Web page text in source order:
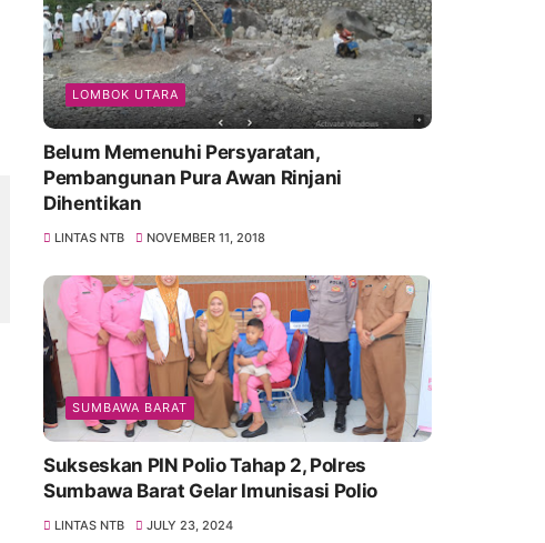
LOMBOK UTARA
Belum Memenuhi Persyaratan,
Pembangunan Pura Awan Rinjani
Dihentikan
LINTAS NTB NOVEMBER 11, 2018
SUMBAWA BARAT
Sukseskan PIN Polio Tahap 2, Polres
Sumbawa Barat Gelar Imunisasi Polio
LINTAS NTB JULY 23, 2024